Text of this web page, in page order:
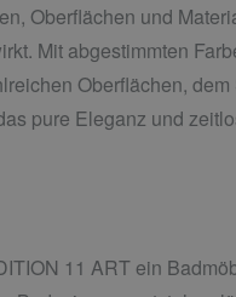
Oberflächen und
Mit abgestimmten
Oberflächen,
pure Eleganz und
11 ART ein